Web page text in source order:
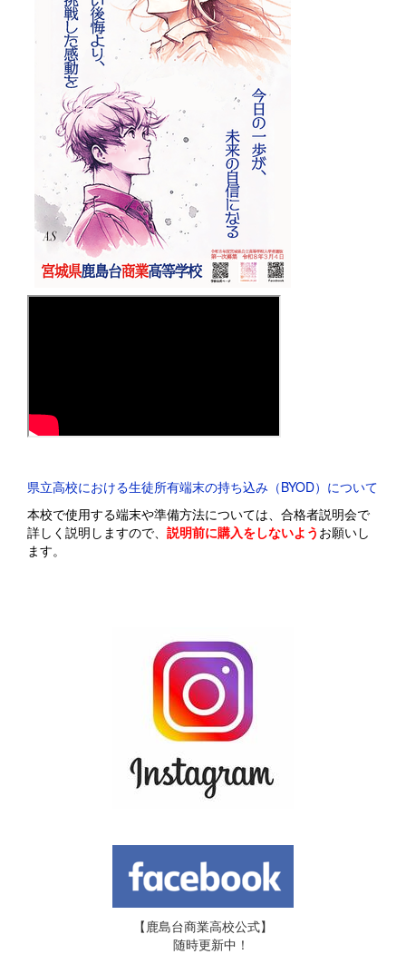
県立高校における生徒所有端末の持ち込み（BYOD）について
本校で使用する端末や準備方法については、合格者説明会で
詳しく説明しますので、 説明前に購入をしないよう お願いし
ます。
【鹿島台商業高校公式】
随時更新中！